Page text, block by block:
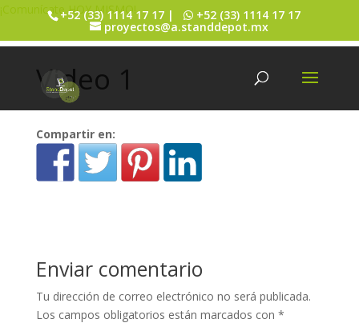
¡Comunícate HOY MISMO!
+52 (33) 1114 17 17 | +52 (33) 1114 17 17
proyectos@a.standdepot.mx
Video 1
Compartir en:
Enviar comentario
Tu dirección de correo electrónico no será publicada.
Los campos obligatorios están marcados con *